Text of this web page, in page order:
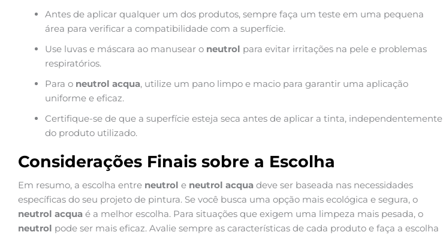
Antes de aplicar qualquer um dos produtos, sempre faça um teste em uma pequena
área para verificar a compatibilidade com a superfície.
Use luvas e máscara ao manusear o neutrol para evitar irritações na pele e problemas
respiratórios.
Para o neutrol acqua, utilize um pano limpo e macio para garantir uma aplicação
uniforme e eficaz.
Certifique-se de que a superfície esteja seca antes de aplicar a tinta, independentemente
do produto utilizado.
Considerações Finais sobre a Escolha
Em resumo, a escolha entre neutrol e neutrol acqua deve ser baseada nas necessidades
específicas do seu projeto de pintura. Se você busca uma opção mais ecológica e segura, o
neutrol acqua é a melhor escolha. Para situações que exigem uma limpeza mais pesada, o
neutrol pode ser mais eficaz. Avalie sempre as características de cada produto e faça a escolha